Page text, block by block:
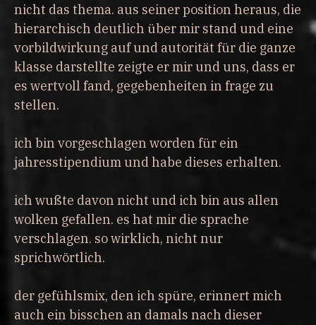
nicht das thema. aus seiner position heraus, die
hierarchisch deutlich über mir stand und eine
vorbildwirkung auf und autorität für die ganze
klasse darstellte zeigte er mir und uns, dass er
es wertvoll fand, gegebenheiten in frage zu
stellen.
ich bin vorgeschlagen worden für ein
jahresstipendium und habe dieses erhalten.
ich wußte davon nicht und ich bin aus allen
wolken gefallen. es hat mir die sprache
verschlagen. so wirklich, nicht nur
sprichwörtlich.
der gefühlsmix, den ich spüre, erinnert mich
auch ein bisschen an damals nach dieser